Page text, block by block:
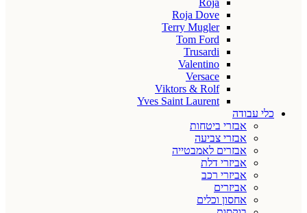
Roja
Roja Dove
Terry Mugler
Tom Ford
Trusardi
Valentino
Versace
Viktors & Rolf
Yves Saint Laurent
כלי עבודה
אבזרי ביטחות
אבזרי צביעה
אבזרים לאמבטייה
אביזרי דלת
אביזרי רכב
אביזרים
אחסון וכלים